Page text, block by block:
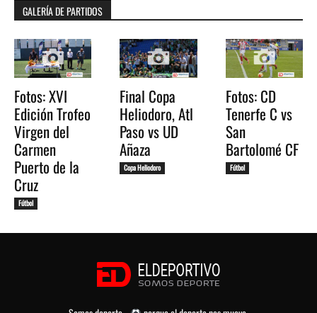
GALERÍA DE PARTIDOS
Fotos: XVI
Edición Trofeo
Virgen del
Carmen
Puerto de la
Cruz
Fútbol
Final Copa
Heliodoro, Atl
Paso vs UD
Añaza
Copa Heliodoro
Fotos: CD
Tenerfe C vs
San
Bartolomé CF
Fútbol